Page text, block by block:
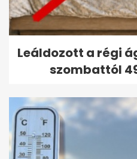
Leáldozott a régi
szombattól